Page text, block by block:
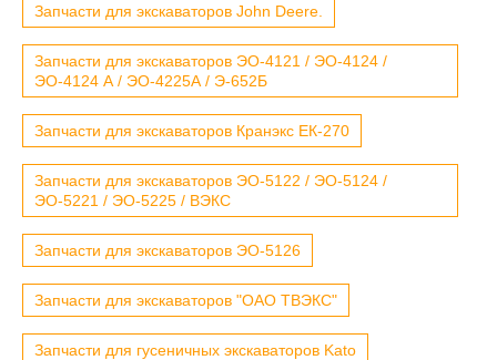
Запчасти для экскаваторов John Deere.
Запчасти для экскаваторов ЭО-4121 / ЭО-4124 /
ЭО-4124 А / ЭО-4225А / Э-652Б
Запчасти для экскаваторов Кранэкс ЕК-270
Запчасти для экскаваторов ЭО-5122 / ЭО-5124 /
ЭО-5221 / ЭО-5225 / ВЭКС
Запчасти для экскаваторов ЭО-5126
Запчасти для экскаваторов "ОАО ТВЭКС"
Запчасти для гусеничных экскаваторов Kato